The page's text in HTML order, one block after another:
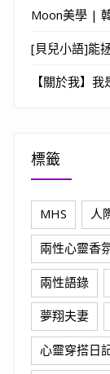
Moon美學 |
[貝兒小語]能
【關於我】
標籤
MHS 人
兩性心靈香
兩性語錄
夢翔夫妻
心靈穿搭日